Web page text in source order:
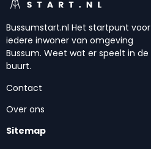
Bussumstart.nl Het startpunt voor
iedere inwoner van omgeving
Bussum. Weet wat er speelt in de
buurt.
Contact
Over ons
Sitemap